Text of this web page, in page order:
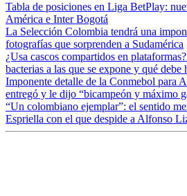
Tabla de posiciones en Liga BetPlay:
América e Inter Bogotá
La Selección Colombia tendrá una
fotografías que sorprenden a Sudamérica
¿Usa cascos compartidos en
bacterias a las que se expone y qué debe
Imponente detalle de la Conmebol para
entregó y le dijo “bicampeón y máximo
“Un colombiano ejemplar”: el sentido
Espriella con el que despide a Alfonso